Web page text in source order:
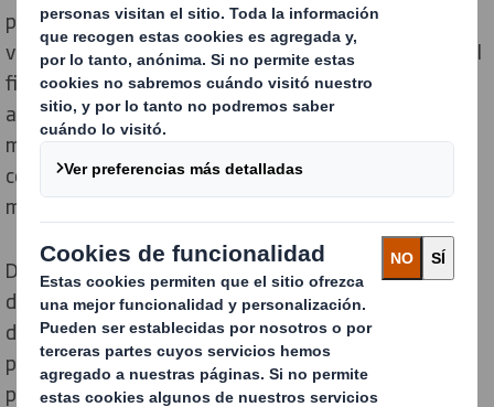
pandemia. La empresa líder en packaging sostenible
vuelve así a la principal feria del sector en España con el
firme objetivo de reencontrarse con los principales
agentes, compartir ideas y generar sinergias en un
momento en el que el crecimiento exponencial del e-
commerce ha convertido el packaging en un elemento
muy presente en el día a día de los consumidores.
Desde la última celebración de Hispack, DS Smith ha
desarrollado novedosos proyectos como las Métricas
de Diseño Circular, una innovadora herramienta que
permite ver y comparar el rendimiento de un diseño de
packaging a través de un total de ocho indicadores -